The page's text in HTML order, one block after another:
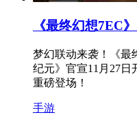
《最终幻想7EC
梦幻联动来袭！《最
纪元》官宣11月27日
重磅登场！
手游